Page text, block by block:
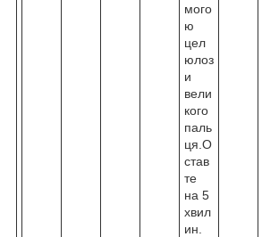
мого
ю
цел
юлоз
и
вели
кого
паль
ця.О
став
те
на 5
хвил
ин.